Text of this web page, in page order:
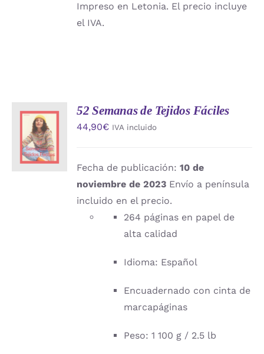
Impreso en Letonia. El precio incluye
el IVA.
AÑADIR
AL
CARRITO
/
DETALLES
52 Semanas de Tejidos Fáciles
44,90€ IVA incluido
Fecha de publicación:10 de
noviembre de 2023 Envío a península
incluido en el precio.
264 páginas en papel de
alta calidad
Idioma: Español
Encuadernado con cinta de
marcapáginas
Peso: 1 100 g / 2.5 lb